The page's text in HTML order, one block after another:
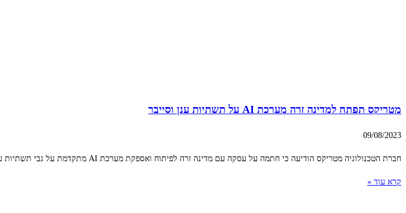
מטריקס תפתח למדינה זרה מערכת AI על תשתיות ענן וסייבר
09/08/2023
חברת הטכנולוגיה מטריקס הודיעה כי חתמה על עסקה עם מדינה זרה לפיתוח ואספקת מערכת AI מתקדמת על גבי תשתיות ענן. הפרויקט יכלול הקמת תשתיות דאטה,
קרא עוד »